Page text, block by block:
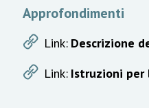
Approfondimenti
Link: Descrizione
Link: Istruzioni per